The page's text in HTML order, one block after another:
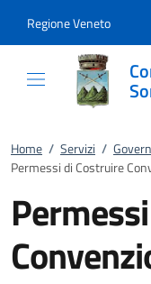
Regione Veneto
Home / Servizi /
Permessi di Costruire